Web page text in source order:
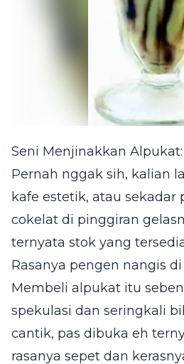
Seni Menjinakkan
Pernah nggak sih, kalian
kafe estetik, atau
cokelat di pinggiran
ternyata stok yang
Rasanya pengen nangis
Membeli alpukat itu
spekulasi dan seringkali
cantik, pas dibuka eh
rasanya sepet dan